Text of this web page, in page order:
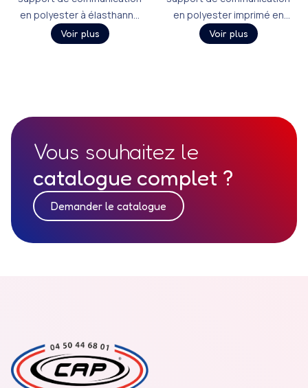
en polyester à élasthanne
imprimé en sublimation ou
en numérique.
Voir plus
en polyester imprimé en
sublimation ou en
numérique.
Voir plus
Vous souhaitez le
catalogue complet ?
Demander le catalogue